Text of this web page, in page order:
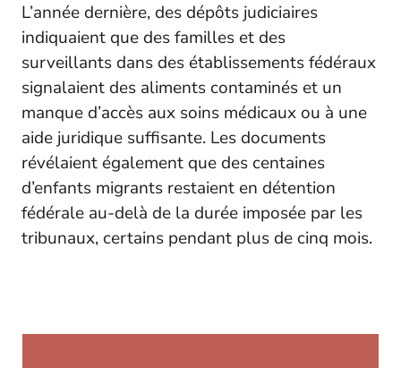
L’année dernière, des dépôts judiciaires
indiquaient que des familles et des
surveillants dans des établissements fédéraux
signalaient des aliments contaminés et un
manque d’accès aux soins médicaux ou à une
aide juridique suffisante. Les documents
révélaient également que des centaines
d’enfants migrants restaient en détention
fédérale au-delà de la durée imposée par les
tribunaux, certains pendant plus de cinq mois.